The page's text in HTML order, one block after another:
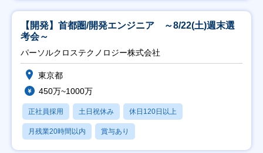
【開発】首都圏/開発エンジニア ～8/22(土)週末選
考会～
パーソルクロステクノロジー株式会社
東京都
450万~1000万
正社員採用 土日祝休み 休日120日以上
月残業20時間以内 賞与あり